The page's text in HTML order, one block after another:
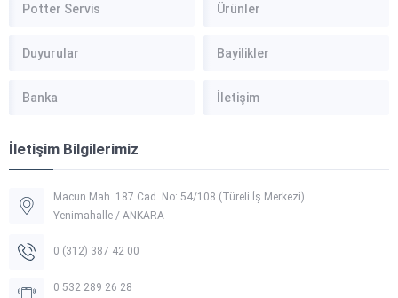
Potter Servis Ürünler
Duyurular Bayilikler
Banka İletişim
İletişim Bilgilerimiz
Macun Mah. 187 Cad. No: 54/108 (Türeli İş Merkezi)
Yenimahalle / ANKARA
0 (312) 387 42 00
0 532 289 26 28